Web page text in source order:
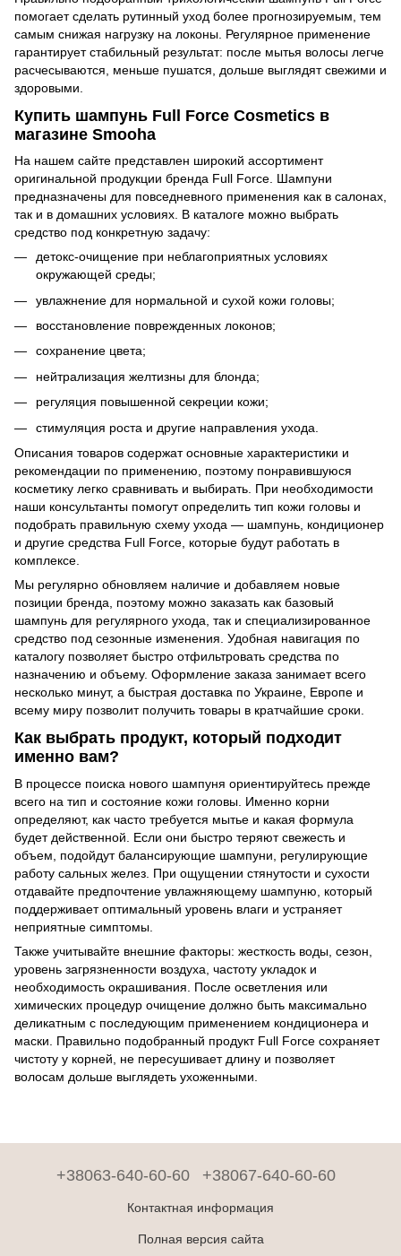
помогает сделать рутинный уход более прогнозируемым, тем
самым снижая нагрузку на локоны. Регулярное применение
гарантирует стабильный результат: после мытья волосы легче
расчесываются, меньше пушатся, дольше выглядят свежими и
здоровыми.
Купить шампунь Full Force Cosmetics в
магазине Smooha
На нашем сайте представлен широкий ассортимент
оригинальной продукции бренда Full Force. Шампуни
предназначены для повседневного применения как в салонах,
так и в домашних условиях. В каталоге можно выбрать
средство под конкретную задачу:
детокс-очищение при неблагоприятных условиях
окружающей среды;
увлажнение для нормальной и сухой кожи головы;
восстановление поврежденных локонов;
сохранение цвета;
нейтрализация желтизны для блонда;
регуляция повышенной секреции кожи;
стимуляция роста и другие направления ухода.
Описания товаров содержат основные характеристики и
рекомендации по применению, поэтому понравившуюся
косметику легко сравнивать и выбирать. При необходимости
наши консультанты помогут определить тип кожи головы и
подобрать правильную схему ухода — шампунь, кондиционер
и другие средства Full Force, которые будут работать в
комплексе.
Мы регулярно обновляем наличие и добавляем новые
позиции бренда, поэтому можно заказать как базовый
шампунь для регулярного ухода, так и специализированное
средство под сезонные изменения. Удобная навигация по
каталогу позволяет быстро отфильтровать средства по
назначению и объему. Оформление заказа занимает всего
несколько минут, а быстрая доставка по Украине, Европе и
всему миру позволит получить товары в кратчайшие сроки.
Как выбрать продукт, который подходит
именно вам?
В процессе поиска нового шампуня ориентируйтесь прежде
всего на тип и состояние кожи головы. Именно корни
определяют, как часто требуется мытье и какая формула
будет действенной. Если они быстро теряют свежесть и
объем, подойдут балансирующие шампуни, регулирующие
работу сальных желез. При ощущении стянутости и сухости
отдавайте предпочтение увлажняющему шампуню, который
поддерживает оптимальный уровень влаги и устраняет
неприятные симптомы.
Также учитывайте внешние факторы: жесткость воды, сезон,
уровень загрязненности воздуха, частоту укладок и
необходимость окрашивания. После осветления или
химических процедур очищение должно быть максимально
деликатным с последующим применением кондиционера и
маски. Правильно подобранный продукт Full Force сохраняет
чистоту у корней, не пересушивает длину и позволяет
волосам дольше выглядеть ухоженными.
+38063-640-60-60 +38067-640-60-60
Контактная информация
Полная версия сайта